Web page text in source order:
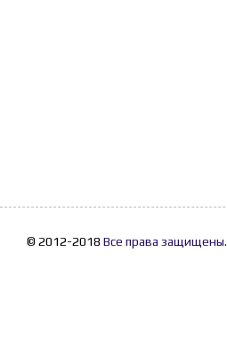
© 2012-2018 Все права защищены.